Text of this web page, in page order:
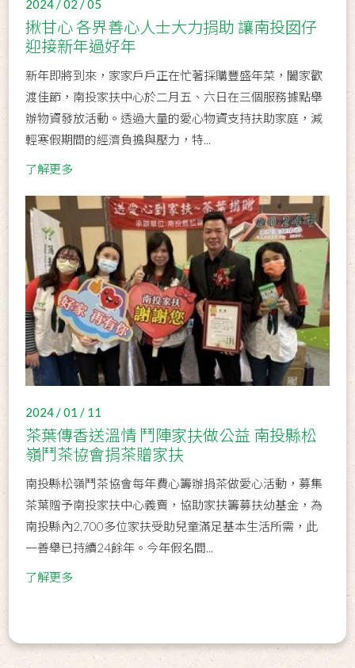
2024 / 02 / 05
揪甘心 各界善心人士大力捐助 讓南投囡仔
迎接新年過好年
新年即將到來，家家戶戶正在忙著採購豐盛年菜，闔家歡
渡佳節，南投家扶中心於二月五、六日在三個服務據點舉
辦物資發放活動。透過大量的愛心物資支持扶助家庭，減
輕寒假期間的經濟負擔與壓力，特...
了解更多
2024 / 01 / 11
茶葉傳香送溫情 鬥陣家扶做公益 南投縣松
嶺鬥茶協會捐茶贈家扶
南投縣松嶺鬥茶協會每年費心籌辦捐茶做愛心活動，募集
茶葉贈予南投家扶中心義賣，協助家扶籌募扶幼基金，為
南投縣內2,700多位家扶受助兒童滿足基本生活所需，此
一善舉已持續24餘年。今年假名間...
了解更多